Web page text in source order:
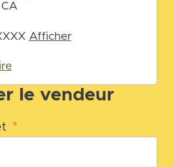
le vendeur
*
Afficher